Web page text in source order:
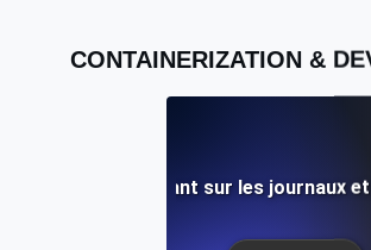
CONTAINERIZATION &
Un guide du débutant sur les journaux